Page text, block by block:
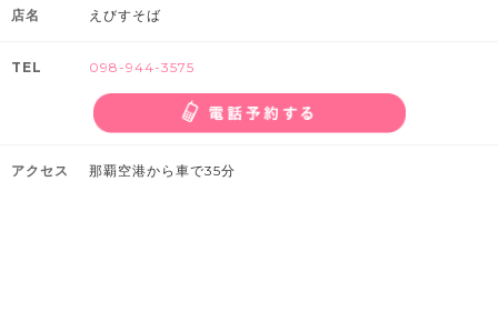
店名 えびすそば
TEL 098-944-3575
アクセス 那覇空港から車で35分